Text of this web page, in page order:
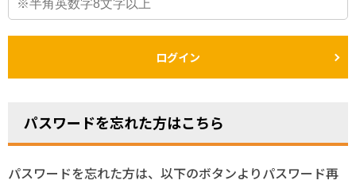
ログイン
パスワードを忘れた方はこちら
パスワードを忘れた方は、以下のボタンよりパスワード再